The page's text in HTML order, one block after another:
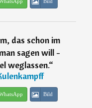
das schon im
sagen will -
weglassen.“
Bild